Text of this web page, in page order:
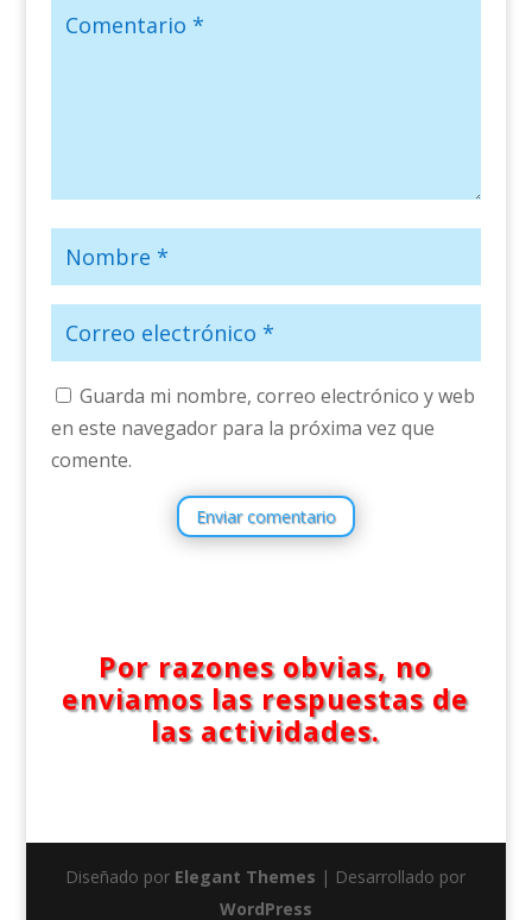
Guarda mi nombre, correo electrónico y web
en este navegador para la próxima vez que
comente.
Enviar comentario
Por razones obvias, no
enviamos las respuestas de
las actividades.
Diseñado por Elegant Themes | Desarrollado por
WordPress